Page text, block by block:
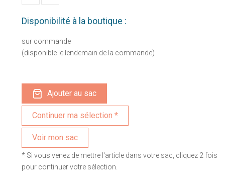
Disponibilité à la boutique :
sur commande
(disponible le lendemain de la commande)
Ajouter au sac
Voir mon sac
* Si vous venez de mettre l'article dans votre sac, cliquez 2 fois
pour continuer votre sélection.